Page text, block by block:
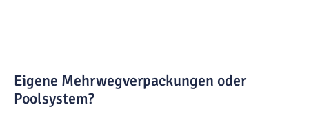
Eigene Mehrwegverpackungen oder
Poolsystem?